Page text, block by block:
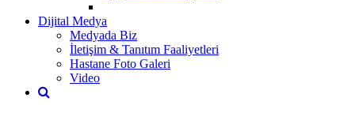
Dijital Medya
Medyada Biz
İletişim & Tanıtım Faaliyetleri
Hastane Foto Galeri
Video